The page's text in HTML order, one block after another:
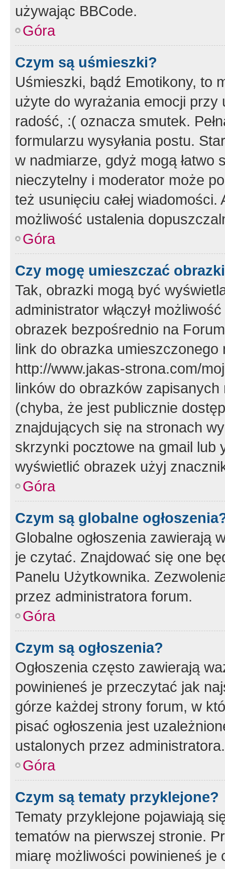
używając BBCode.
Góra
Czym są uśmieszki?
Uśmieszki, bądź Emotikony, to
użyte do wyrażania emocji
radość, :( oznacza smutek.
formularzu wysyłania postu.
w nadmiarze, gdyż mogą
nieczytelny i moderator może
też usunięciu całej
możliwość ustalenia
Góra
Czy mogę umieszczać
Tak, obrazki mogą być
administrator włączył
obrazek bezpośrednio na
link do obrazka
http://www.jakas-strona.com/
linków do obrazków
(chyba, że jest publicznie
znajdujących się na stronach
skrzynki pocztowe na gmail lub
wyświetlić obrazek użyj
Góra
Czym są globalne
Globalne ogłoszenia zawierają
je czytać. Znajdować się one
Panelu Użytkownika.
przez administratora forum.
Góra
Czym są ogłoszenia?
Ogłoszenia często zawierają
powinieneś je przeczytać jak
górze każdej strony forum, w
pisać ogłoszenia jest
ustalonych przez administratora.
Góra
Czym są tematy przyklejone?
Tematy przyklejone pojawiają
tematów na pierwszej stronie.
miarę możliwości powinieneś je